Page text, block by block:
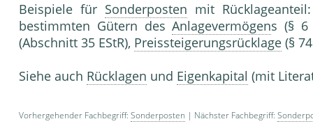
Beispiele für Sonderposten mit
bestimmten Gütern desAnlagevermögens (§ 6
(Abschnitt 35 EStR), Preissteigerungsrücklage (§
Siehe auch Rücklagen und Eigenkapital (mit
Vorhergehender Fachbegriff: Sonderposten | Nächster Fachbegriff: